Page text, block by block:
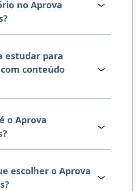
no Aprova
estudar para
conteúdo
o Aprova
escolher o Aprova